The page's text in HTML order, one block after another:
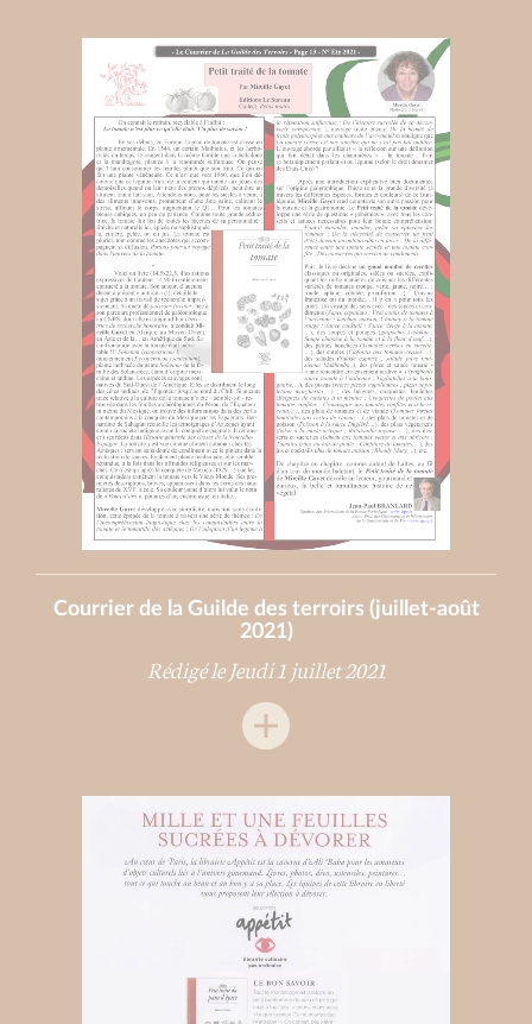
Courrier de la Guilde des terroirs (juillet-août
2021)
Rédigé le Jeudi 1 juillet 2021